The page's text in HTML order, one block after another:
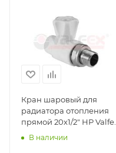
Кран шаровый для
радиатора отопления
прямой 20х1/2" НР Valfex,
белый
В наличии